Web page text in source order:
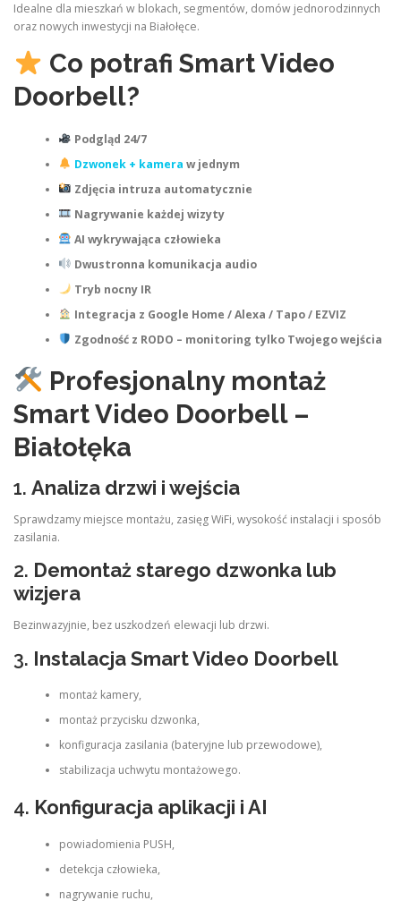
Idealne dla mieszkań w blokach, segmentów, domów jednorodzinnych
oraz nowych inwestycji na Białołęce.
Co potrafi Smart Video
Doorbell?
Podgląd 24/7
Dzwonek + kamera w jednym
Zdjęcia intruza automatycznie
Nagrywanie każdej wizyty
AI wykrywająca człowieka
Dwustronna komunikacja audio
Tryb nocny IR
Integracja z Google Home / Alexa / Tapo / EZVIZ
Zgodność z RODO – monitoring tylko Twojego wejścia
Profesjonalny montaż
Smart Video Doorbell –
Białołęka
1. Analiza drzwi i wejścia
Sprawdzamy miejsce montażu, zasięg WiFi, wysokość instalacji i sposób
zasilania.
2. Demontaż starego dzwonka lub
wizjera
Bezinwazyjnie, bez uszkodzeń elewacji lub drzwi.
3. Instalacja Smart Video Doorbell
montaż kamery,
montaż przycisku dzwonka,
konfiguracja zasilania (bateryjne lub przewodowe),
stabilizacja uchwytu montażowego.
4. Konfiguracja aplikacji i AI
powiadomienia PUSH,
detekcja człowieka,
nagrywanie ruchu,